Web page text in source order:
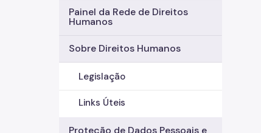
Painel da Rede de Direitos
Humanos
Sobre Direitos Humanos
Legislação
Links Úteis
Proteção de Dados Pessoais e